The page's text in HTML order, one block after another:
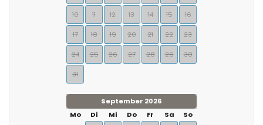
10 11 12 13 14 15 16
17 18 19 20 21 22 23
24 25 26 27 28 29 30
31
September 2026
Mo
Di Mi Do Fr Sa
So